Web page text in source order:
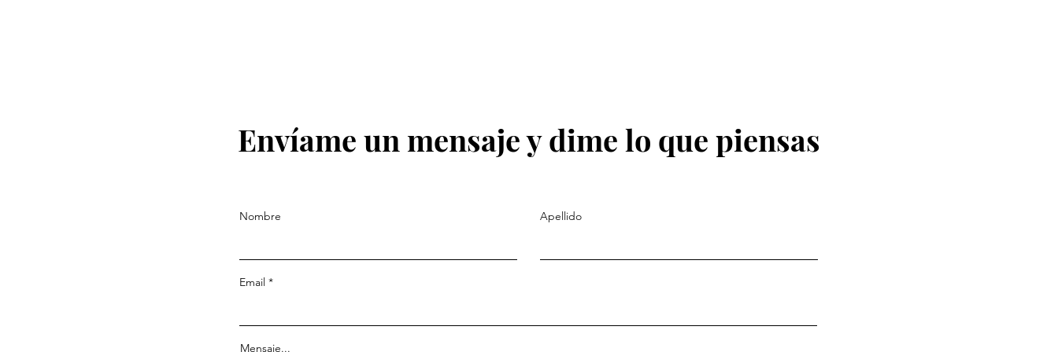
Envíame un mensaje y dime lo que piensas
Nombre Apellido
Email
Mensaje...